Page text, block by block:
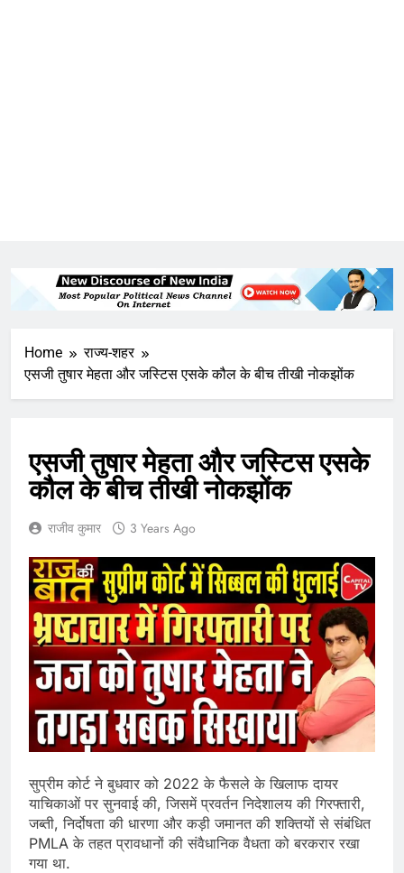
Home
राज्य-शहर
एसजी तुषार मेहता और जस्टिस एसके कौल के बीच तीखी नोकझोंक
एसजी तुषार मेहता और जस्टिस एसके
कौल के बीच तीखी नोकझोंक
राजीव कुमार 3 Years Ago
सुप्रीम कोर्ट ने बुधवार को 2022 के फैसले के खिलाफ दायर
याचिकाओं पर सुनवाई की, जिसमें प्रवर्तन निदेशालय की गिरफ्तारी,
जब्ती, निर्दोषता की धारणा और कड़ी जमानत की शक्तियों से संबंधित
PMLA के तहत प्रावधानों की संवैधानिक वैधता को बरकरार रखा
गया था.